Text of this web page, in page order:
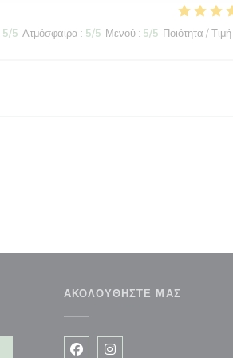
5/5 Ατμόσφαιρα : 5/5 Μενού : 5/5 Ποιότητα / Τιμή
ΑΚΟΛΟΥΘΉΣΤΕ ΜΑΣ